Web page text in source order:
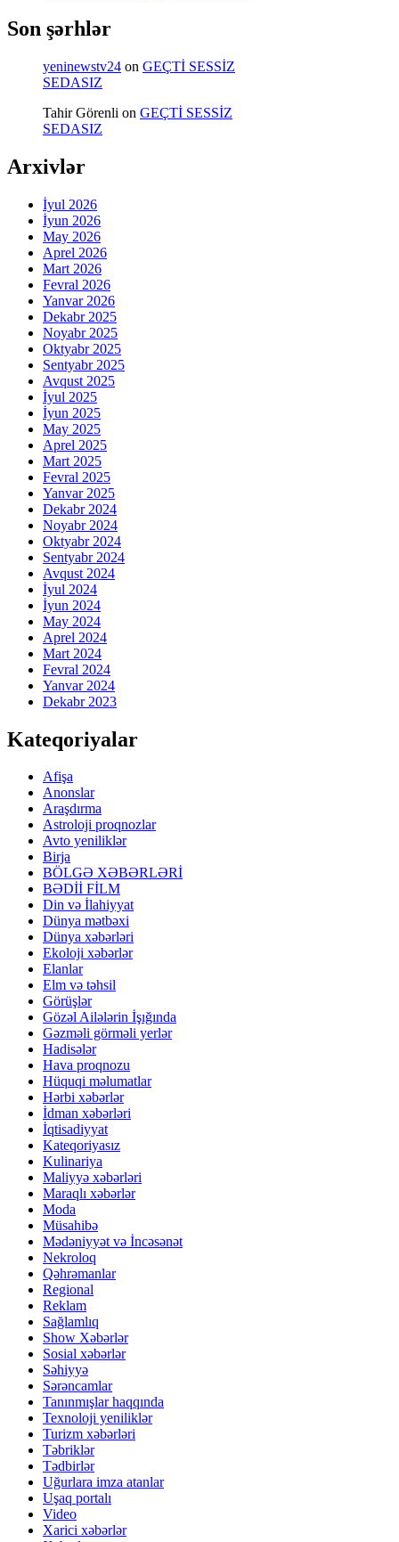
Son şərhlər
yeninewstv24 on GEÇTİ SESSİZ
SEDASIZ
Tahir Görenli on GEÇTİ SESSİZ
SEDASIZ
Arxivlər
İyul 2026
İyun 2026
May 2026
Aprel 2026
Mart 2026
Fevral 2026
Yanvar 2026
Dekabr 2025
Noyabr 2025
Oktyabr 2025
Sentyabr 2025
Avqust 2025
İyul 2025
İyun 2025
May 2025
Aprel 2025
Mart 2025
Fevral 2025
Yanvar 2025
Dekabr 2024
Noyabr 2024
Oktyabr 2024
Sentyabr 2024
Avqust 2024
İyul 2024
İyun 2024
May 2024
Aprel 2024
Mart 2024
Fevral 2024
Yanvar 2024
Dekabr 2023
Kateqoriyalar
Afişa
Anonslar
Araşdırma
Astroloji proqnozlar
Avto yeniliklər
Birja
BÖLGƏ XƏBƏRLƏRİ
BƏDİİ FİLM
Din və İlahiyyat
Dünya mətbəxi
Dünya xəbərləri
Ekoloji xəbərlər
Elanlar
Elm və təhsil
Görüşlər
Gözəl Ailələrin İşığında
Gəzməli görməli yerlər
Hadisələr
Hava proqnozu
Hüquqi məlumatlar
Hərbi xəbərlər
İdman xəbərləri
İqtisadiyyat
Kateqoriyasız
Kulinariya
Maliyyə xəbərləri
Maraqlı xəbərlər
Moda
Müsahibə
Mədəniyyət və İncəsənət
Nekroloq
Qəhrəmanlar
Regional
Reklam
Sağlamlıq
Show Xəbərlər
Sosial xəbərlər
Səhiyyə
Sərəncamlar
Tanınmışlar haqqında
Texnoloji yeniliklər
Turizm xəbərləri
Təbriklər
Tədbirlər
Uğurlara imza atanlar
Uşaq portalı
Video
Xarici xəbərlər